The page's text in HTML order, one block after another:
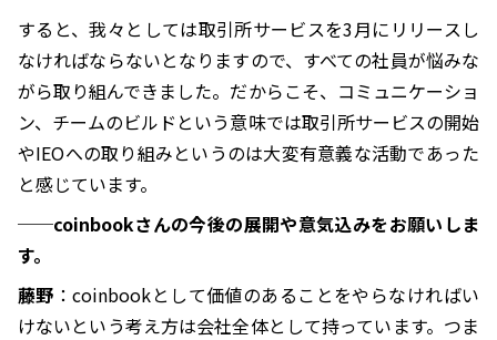
すると、我々としては取引所サービスを3月にリリースし
なければならないとなりますので、すべての社員が悩みな
がら取り組んできました。だからこそ、コミュニケーショ
ン、チームのビルドという意味では取引所サービスの開始
やIEOへの取り組みというのは大変有意義な活動であった
と感じています。
──coinbookさんの今後の展開や意気込みをお願いしま
す。
藤野 ：coinbookとして価値のあることをやらなければい
けないという考え方は会社全体として持っています。つま